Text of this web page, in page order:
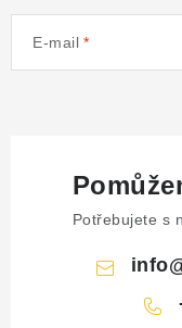
O nás
GDPR
E-mail
Potřebujete s
info